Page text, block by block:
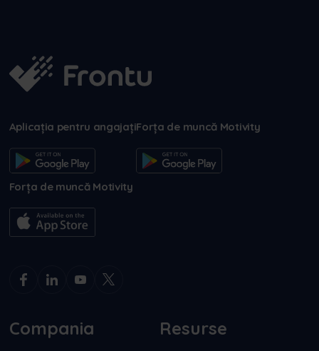
Aplicația pentru angajațiForța de muncă Motivity
Forța de muncă Motivity
Compania Resurse